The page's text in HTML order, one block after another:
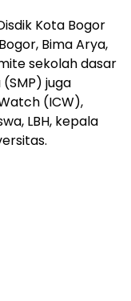
Kota Bogor
Bima Arya,
sekolah dasar
juga
(ICW),
LBH, kepala